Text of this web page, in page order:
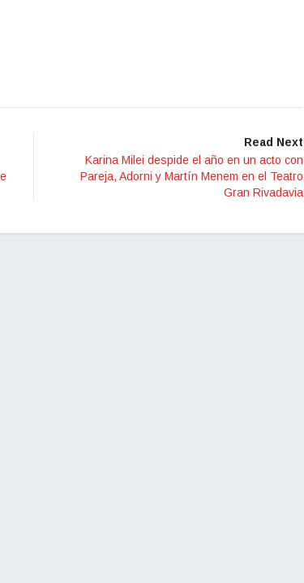
Read Next
Karina Milei despide el año en un acto con
Pareja, Adorni y Martín Menem en el Teatro
Gran Rivadavia